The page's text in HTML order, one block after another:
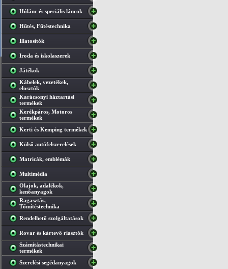
Hólánc és speciális láncok
Hűtés, Fűtéstechnika
Illatosítók
Iroda és iskolaszerek
Játékok
Kábelek, vezetékek,
elosztók
Karácsonyi háztartási
termékek
Kerékpáros, Motoros
termékek
Kerti és Kemping termékek
Külső autófelszerelések
Matricák, emblémák
Multimédia
Olajok, adalékok,
kenőanyagok
Ragasztás,
Tőmítéstechnika
Rendelhető szolgáltatások
Rovar és kártevő riasztók
Számítástechnikai
termékek
Szerelési segédanyagok